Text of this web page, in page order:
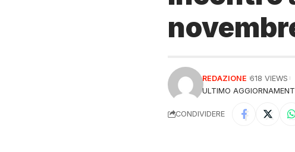
ULTIMO
REDAZIONE 618 VIEWS
CONDIVIDERE